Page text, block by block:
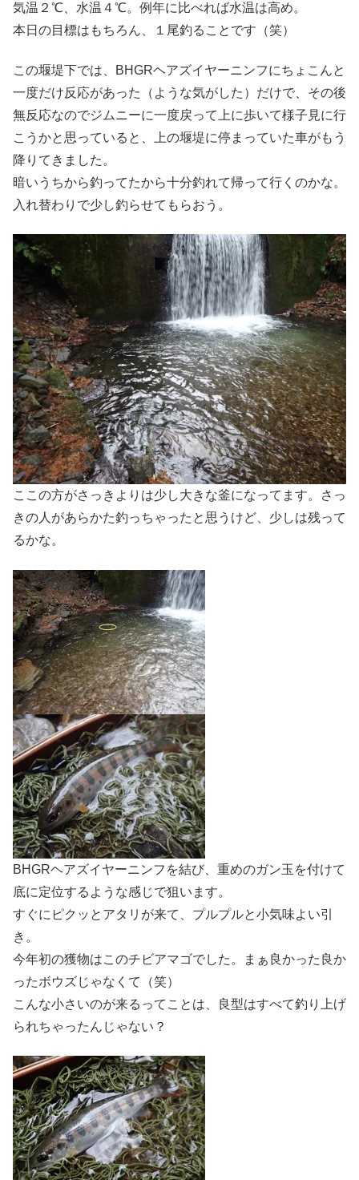
気温２℃、水温４℃。例年に比べれば水温は高め。
本日の目標はもちろん、１尾釣ることです（笑）
この堰堤下では、BHGRヘアズイヤーニンフにちょこんと
一度だけ反応があった（ような気がした）だけで、その後
無反応なのでジムニーに一度戻って上に歩いて様子見に行
こうかと思っていると、上の堰堤に停まっていた車がもう
降りてきました。
暗いうちから釣ってたから十分釣れて帰って行くのかな。
入れ替わりで少し釣らせてもらおう。
ここの方がさっきよりは少し大きな釜になってます。さっ
きの人があらかた釣っちゃったと思うけど、少しは残って
るかな。
BHGRヘアズイヤーニンフを結び、重めのガン玉を付けて
底に定位するような感じで狙います。
すぐにピクッとアタリが来て、プルプルと小気味よい引
き。
今年初の獲物はこのチビアマゴでした。まぁ良かった良か
ったボウズじゃなくて（笑）
こんな小さいのが来るってことは、良型はすべて釣り上げ
られちゃったんじゃない？